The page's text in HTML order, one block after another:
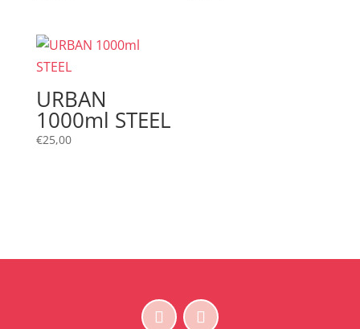
URBAN
1000ml STEEL
€25,00